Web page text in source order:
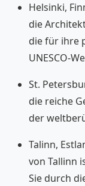
Helsinki,
die
die für ihre
UNESCO-
St.
die reiche
der
Talinn,
von Tallinn
Sie durch